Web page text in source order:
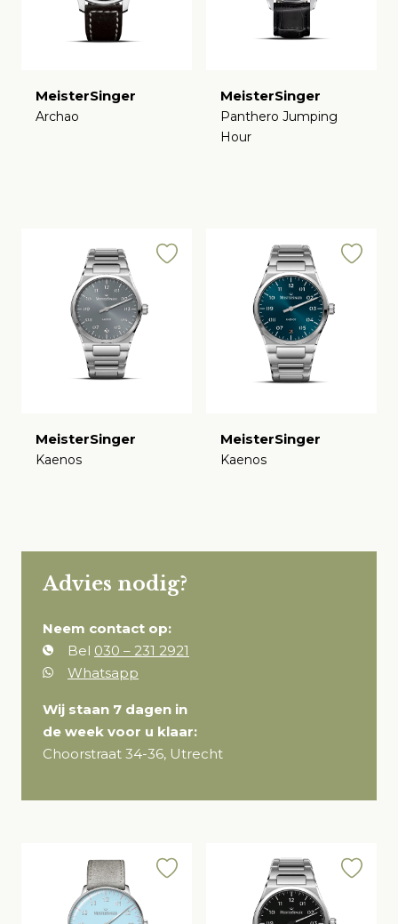
MeisterSinger
Archao
MeisterSinger
Panthero Jumping
Hour
MeisterSinger
Kaenos
MeisterSinger
Kaenos
Advies nodig?
Neem contact op:
Bel 030 – 231 2921
Whatsapp
Wij staan 7 dagen in
de week voor u klaar:
Choorstraat 34-36, Utrecht